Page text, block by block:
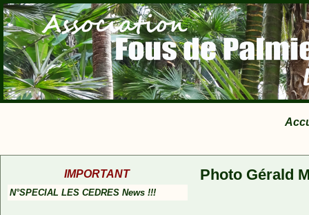
IMPORTANT
N°SPECIAL LES CEDRES News !!!
Photo Gérald